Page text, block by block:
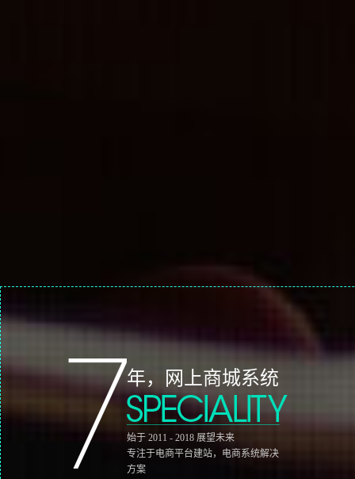
年，网上商城系统
始于 2011 - 2018 展望未来
专注于电商平台建站，电商系统解决
方案
全新电商平台系统UI设计
基于Boostrap响应式设计电商系统元素
给用户以极致的视觉体验